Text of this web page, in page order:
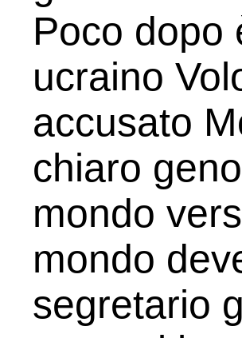
Poco dopo
ucraino
accusato
chiaro
mondo
mondo
segretario